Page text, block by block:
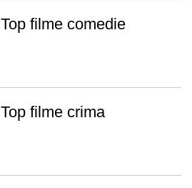
Top filme comedie
Top filme crima